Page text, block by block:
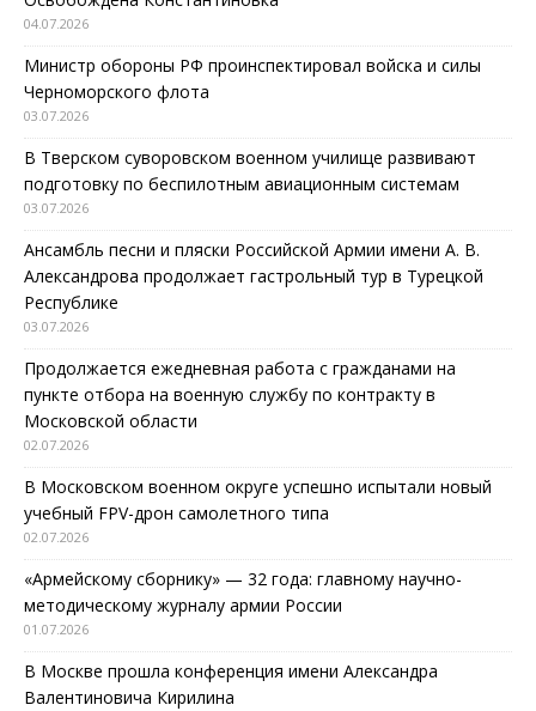
04.07.2026
Министр обороны РФ проинспектировал войска и силы
Черноморского флота
03.07.2026
В Тверском суворовском военном училище развивают
подготовку по беспилотным авиационным системам
03.07.2026
Ансамбль песни и пляски Российской Армии имени А. В.
Александрова продолжает гастрольный тур в Турецкой
Республике
03.07.2026
Продолжается ежедневная работа с гражданами на
пункте отбора на военную службу по контракту в
Московской области
02.07.2026
В Московском военном округе успешно испытали новый
учебный FPV-дрон самолетного типа
02.07.2026
«Армейскому сборнику» — 32 года: главному научно-
методическому журналу армии России
01.07.2026
В Москве прошла конференция имени Александра
Валентиновича Кирилина